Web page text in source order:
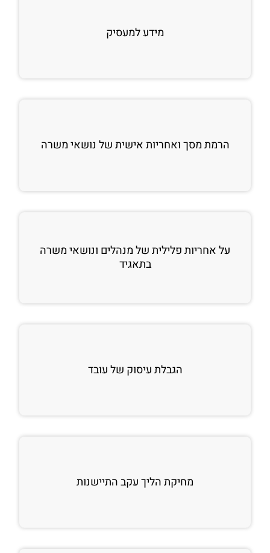
מידע למעסיק
הרמת מסך ואחריות אישית של נושאי משרה
על אחריות פלילית של מנהלים ונושאי משרה
בתאגיד
הגבלת עיסוק של עובד
מחיקת הליך עקב התיישנות